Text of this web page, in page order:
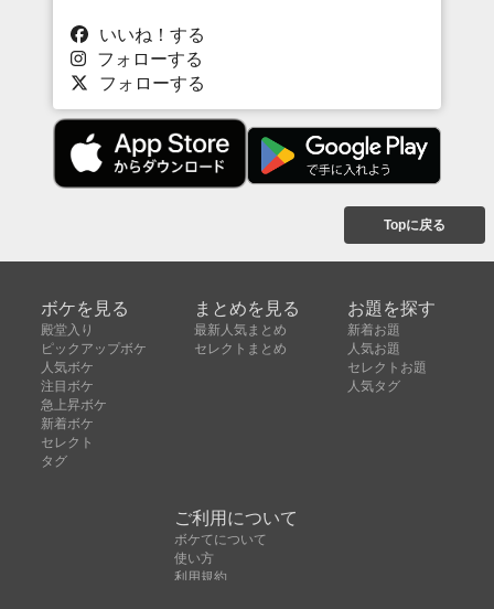
いいね！する
フォローする
フォローする
Topに戻る
ボケを見る
殿堂入り
ピックアップボケ
人気ボケ
注目ボケ
急上昇ボケ
新着ボケ
セレクト
タグ
まとめを見る
最新人気まとめ
セレクトまとめ
お題を探す
新着お題
人気お題
セレクトお題
人気タグ
ご利用について
ボケてについて
使い方
利用規約